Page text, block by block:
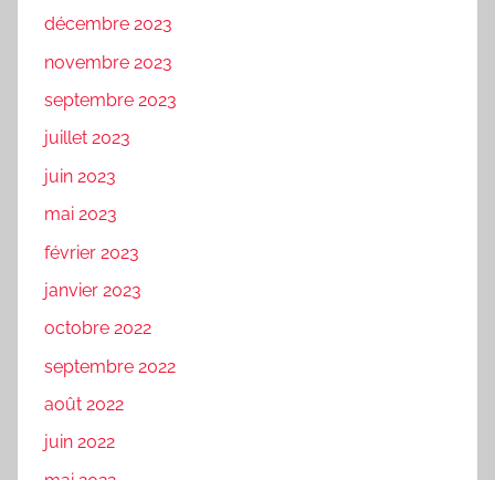
décembre 2023
novembre 2023
septembre 2023
juillet 2023
juin 2023
mai 2023
février 2023
janvier 2023
octobre 2022
septembre 2022
août 2022
juin 2022